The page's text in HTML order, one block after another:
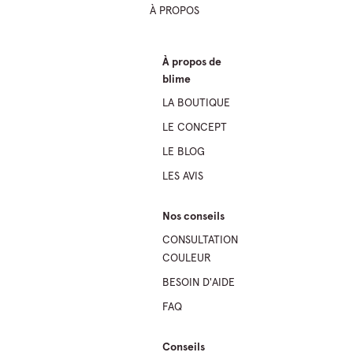
À PROPOS
À propos de
blime
LA BOUTIQUE
LE CONCEPT
LE BLOG
LES AVIS
Nos conseils
CONSULTATION
COULEUR
BESOIN D'AIDE
FAQ
Conseils